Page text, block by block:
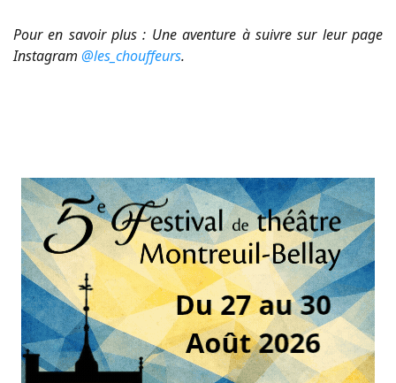
Pour en savoir plus : Une aventure à suivre sur leur page
Instagram @les_chouffeurs.